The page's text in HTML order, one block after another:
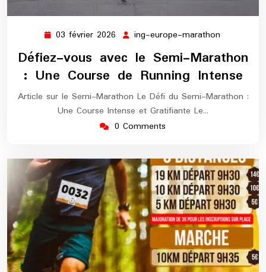
03 février 2026 03
février
2026
ing-europe-marathon
europe-
marathon
Défiez-vous avec le Semi-Marathon
: Une Course de Running Intense
Article sur le Semi-Marathon Le Défi du Semi-Marathon :
Une Course Intense et Gratifiante Le…
0 Comments